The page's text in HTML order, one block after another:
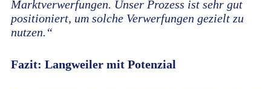
Marktverwerfungen. Unser Prozess ist sehr gut
positioniert, um solche Verwerfungen gezielt zu
nutzen.“
Fazit: Langweiler mit Potenzial